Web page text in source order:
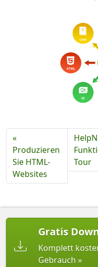
«
Produzieren
Sie HTML-
Websites
Tour
Gratis
Komplett
Gebrauch